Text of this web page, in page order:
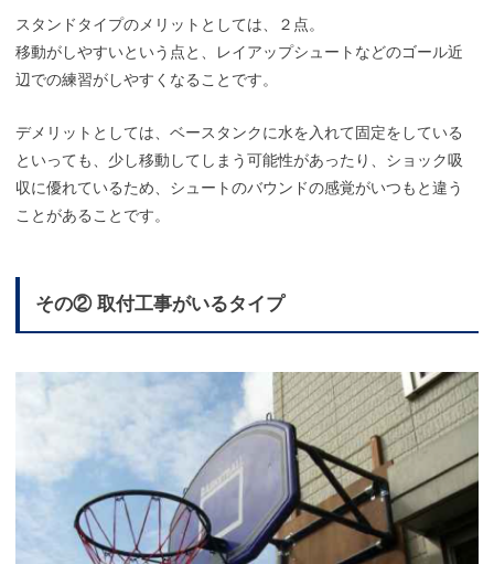
スタンドタイプのメリットとしては、２点。
移動がしやすいという点と、レイアップシュートなどのゴール近
辺での練習がしやすくなることです。
デメリットとしては、ベースタンクに水を入れて固定をしている
といっても、少し移動してしまう可能性があったり、ショック吸
収に優れているため、シュートのバウンドの感覚がいつもと違う
ことがあることです。
その② 取付工事がいるタイプ